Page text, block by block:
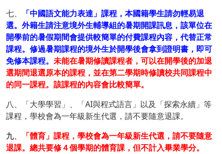
七、
「中國語文能力表達」課程，本國籍學生請勿輕易退
選。外籍生請注意境外生輔導組的暑期開課訊息，該單位在
開學前的暑假期間會提供較簡單的付費課程內容，代替正常
課程。修過暑期課程的境外生於開學後會拿到證明書，即可
免修本課程。 未能在暑期修讀課程者，可以在開學後的加退
選期間退選原本的課程，並在第二學期時修讀校共同課程中
的同一課程。該課程的內容會比較簡單。
八、「大學學習」、「AI與程式語言」以及「探索永續」等
課程，學校會為一年級新生代選，請不要隨意退課。
九、
「體育」課程，學校會為一年級新生代選，請不要隨意
退課。總共要修４個學期的體育課，但不計入畢業學分。